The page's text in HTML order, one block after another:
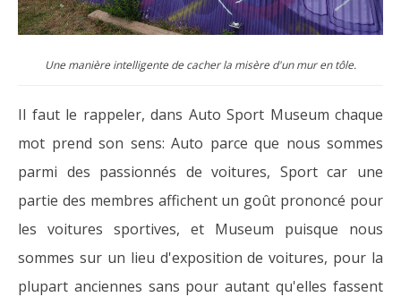
Une manière intelligente de cacher la misère d'un mur en tôle.
Il faut le rappeler, dans Auto Sport Museum chaque
mot prend son sens: Auto parce que nous sommes
parmi des passionnés de voitures, Sport car une
partie des membres affichent un goût prononcé pour
les voitures sportives, et Museum puisque nous
sommes sur un lieu d'exposition de voitures, pour la
plupart anciennes sans pour autant qu'elles fassent